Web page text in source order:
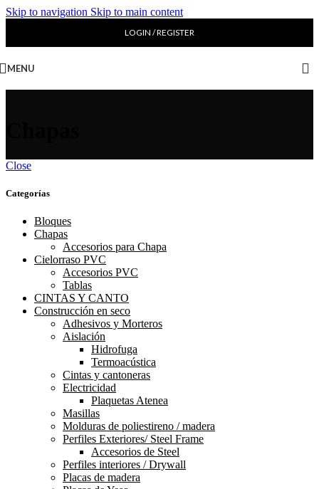
Skip to navigation Skip to main content
LOGIN / REGISTER
MENU
Close
Categorías
Bloques
Chapas
Accesorios para Chapa
Cielorraso PVC
Accesorios PVC
Tablas
CINTAS Y CANTO
Construcción en seco
Adhesivos y Morteros
Aislación
Hidrofuga
Termoacústica
Cintas y cantoneras
Electricidad
Plaquetas Atenea
Masillas
Molduras de poliestireno / madera
Perfiles Exteriores/ Steel Frame
Accesorios de Steel
Perfiles interiores / Drywall
Placas de madera